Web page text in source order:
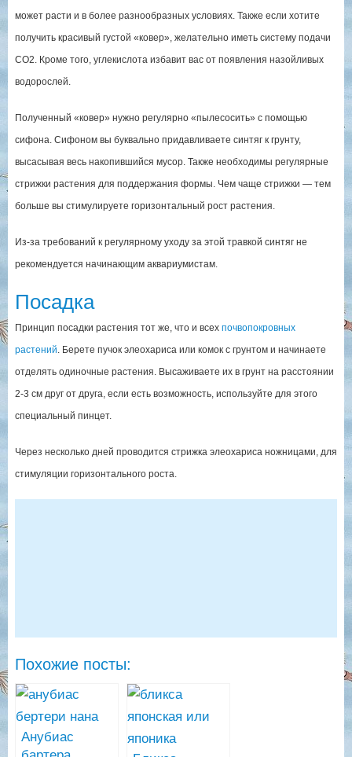
может расти и в более разнообразных условиях. Также если хотите
получить красивый густой «ковер», желательно иметь систему подачи
СО2. Кроме того, углекислота избавит вас от появления назойливых
водорослей.
Полученный «ковер» нужно регулярно «пылесосить» с помощью
сифона. Сифоном вы буквально придавливаете синтяг к грунту,
высасывая весь накопившийся мусор. Также необходимы регулярные
стрижки растения для поддержания формы. Чем чаще стрижки — тем
больше вы стимулируете горизонтальный рост растения.
Из-за требований к регулярному уходу за этой травкой синтяг не
рекомендуется начинающим аквариумистам.
Посадка
Принцип посадки растения тот же, что и всех почвопокровных
растений. Берете пучок элеохариса или комок с грунтом и начинаете
отделять одиночные растения. Высаживаете их в грунт на расстоянии
2-3 см друг от друга, если есть возможность, используйте для этого
специальный пинцет.
Через несколько дней проводится стрижка элеохариса ножницами, для
стимуляции горизонтального роста.
Похожие посты:
Анубиас